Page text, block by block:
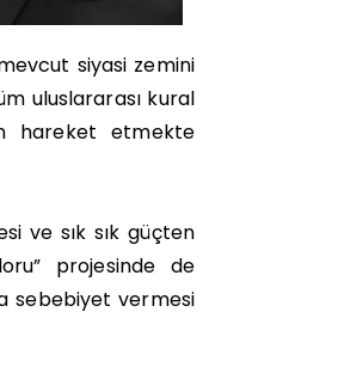
siyasi zemini
uluslararası kural
hareket etmekte
ve sık sık güçten
projesinde de
sebebiyet vermesi